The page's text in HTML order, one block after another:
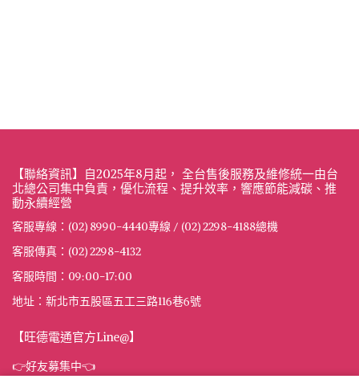
【聯絡資訊】自2025年8月起， 全台售後服務及維修統一由台
北總公司集中負責，優化流程、提升效率，響應節能減碳、推
動永續經營
客服專線：(02) 8990-4440專線 / (02) 2298-4188總機
客服傳真：(02) 2298-4132
客服時間：09:00-17:00
地址：新北市五股區五工三路116巷6號
【旺德電通官方Line@】
👉好友募集中👈